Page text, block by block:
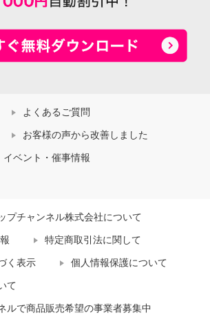
よくあるご質問
お客様の声から改善しました
イベント・催事情報
プチャンネル株式会社について
特定商取引法に関して
く表示 個人情報保護について
て
ルで商品販売希望の事業者募集中